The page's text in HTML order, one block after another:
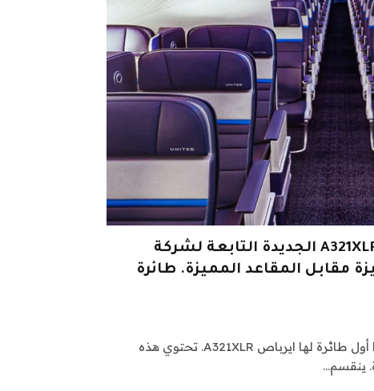
كيف تضاعف طائرة إيرباص A321XLR الجديدة التابعة لشركة
مقابل المقاعد المميزة. طائرة
استلمت شركة United Airlines مؤخرًا أول طائرة لها ايرباص A321XLR. تحتوي هذه